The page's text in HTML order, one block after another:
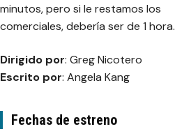
minutos, pero si le restamos los
comerciales, debería ser de 1 hora.
Dirigido por: Greg Nicotero
Escrito por: Angela Kang
Fechas de estreno